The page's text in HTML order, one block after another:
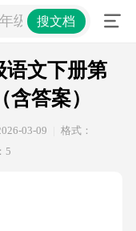
级语文下册第四
搜文档
语文下册第
答案）
03-09
格式：
5